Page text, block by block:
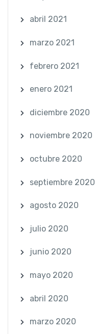
abril 2021
marzo 2021
febrero 2021
enero 2021
diciembre 2020
noviembre 2020
octubre 2020
septiembre 2020
agosto 2020
julio 2020
junio 2020
mayo 2020
abril 2020
marzo 2020